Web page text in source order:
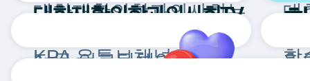
대한재활의학과의사회는
국민 건강 증진을 위한
전문 의료단체입니다.
대
확
학
대한재활의학과의사회TV
KPA 유튜브채널입니다.